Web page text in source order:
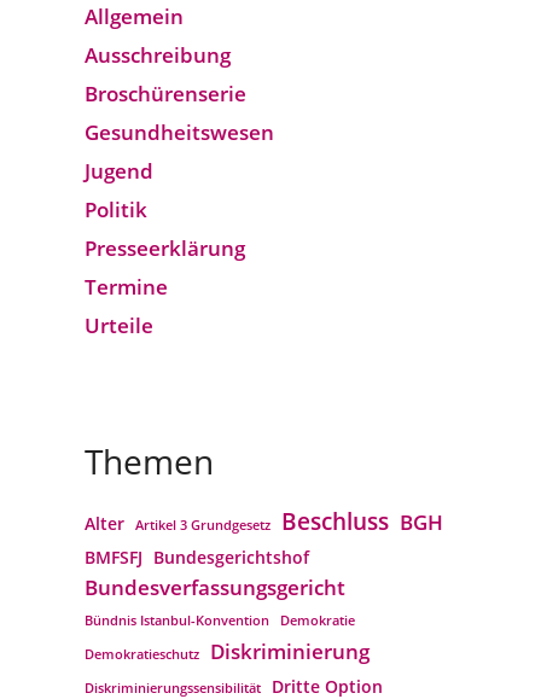
Allgemein
Ausschreibung
Broschürenserie
Gesund­heits­wesen
Jugend
Politik
Presseerklärung
Termine
Urteile
Themen
Alter Artikel 3 Grundgesetz Beschluss BGH
BMFSFJ Bundesgerichtshof
Bundesverfassungs­gericht
Bündnis Istanbul-Konvention
Demokratie
Demokratieschutz
Diskriminierung
Diskriminierungssensibilität Dritte Option